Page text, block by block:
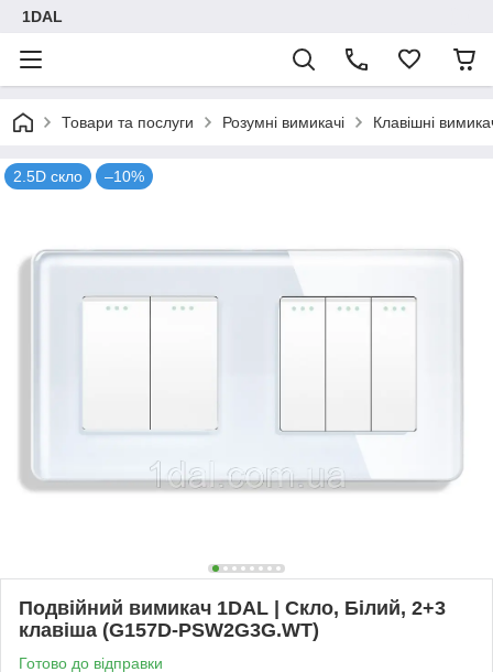
1DAL
Товари та послуги Розумні вимикачі Клавішні
2.5D скло –10%
Подвійний вимикач 1DAL | Скло, Білий, 2+3
клавіша (G157D-PSW2G3G.WT)
Готово до відправки